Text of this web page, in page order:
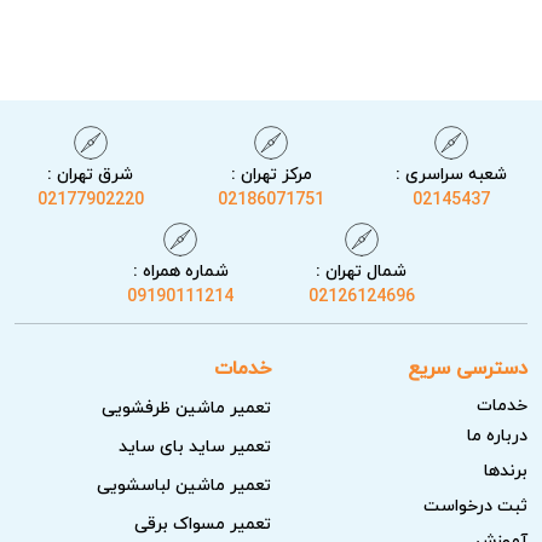
خدمات آریابهکار برای تعمیر ماشین لباسشویی پونک
تیم آریابهکار ضمن تشخیص دقیق عیب، پس از انجام تعمیرات،
تست نهایی را روی دستگاه انجام می‌دهد تا از سلامت کامل
ماشین لباسشویی مطمئن شود. استفاده از قطعات با کیفیت و
کاهش برگشت خرابی و رضایت بیشتر مشتری می‌شود.
عیب‌یابی جامع و حرفه‌ای
تکنسین‌های ما دستگاه را از نظر عملکردی و ایمنی به دقت
شعبه سراسری :
02145437
مرکز تهران :
02186071751
شرق تهران :
02177902220
شمال تهران :
02126124696
شماره همراه :
09190111214
دسترسی سریع
خدمات
درباره ما
برندها
ثبت درخواست
خدمات
تعمیر ماشین ظرفشویی
تعمیر ساید بای ساید
تعمیر ماشین لباسشویی
تعمیر مسواک برقی